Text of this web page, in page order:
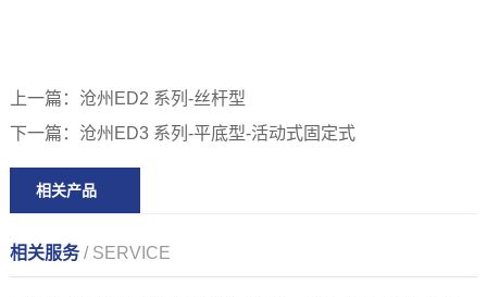
上一篇： 沧州ED2 系列-丝杆型
下一篇： 沧州ED3 系列-平底型-活动式固定式
相关产品
相关服务/ SERVICE